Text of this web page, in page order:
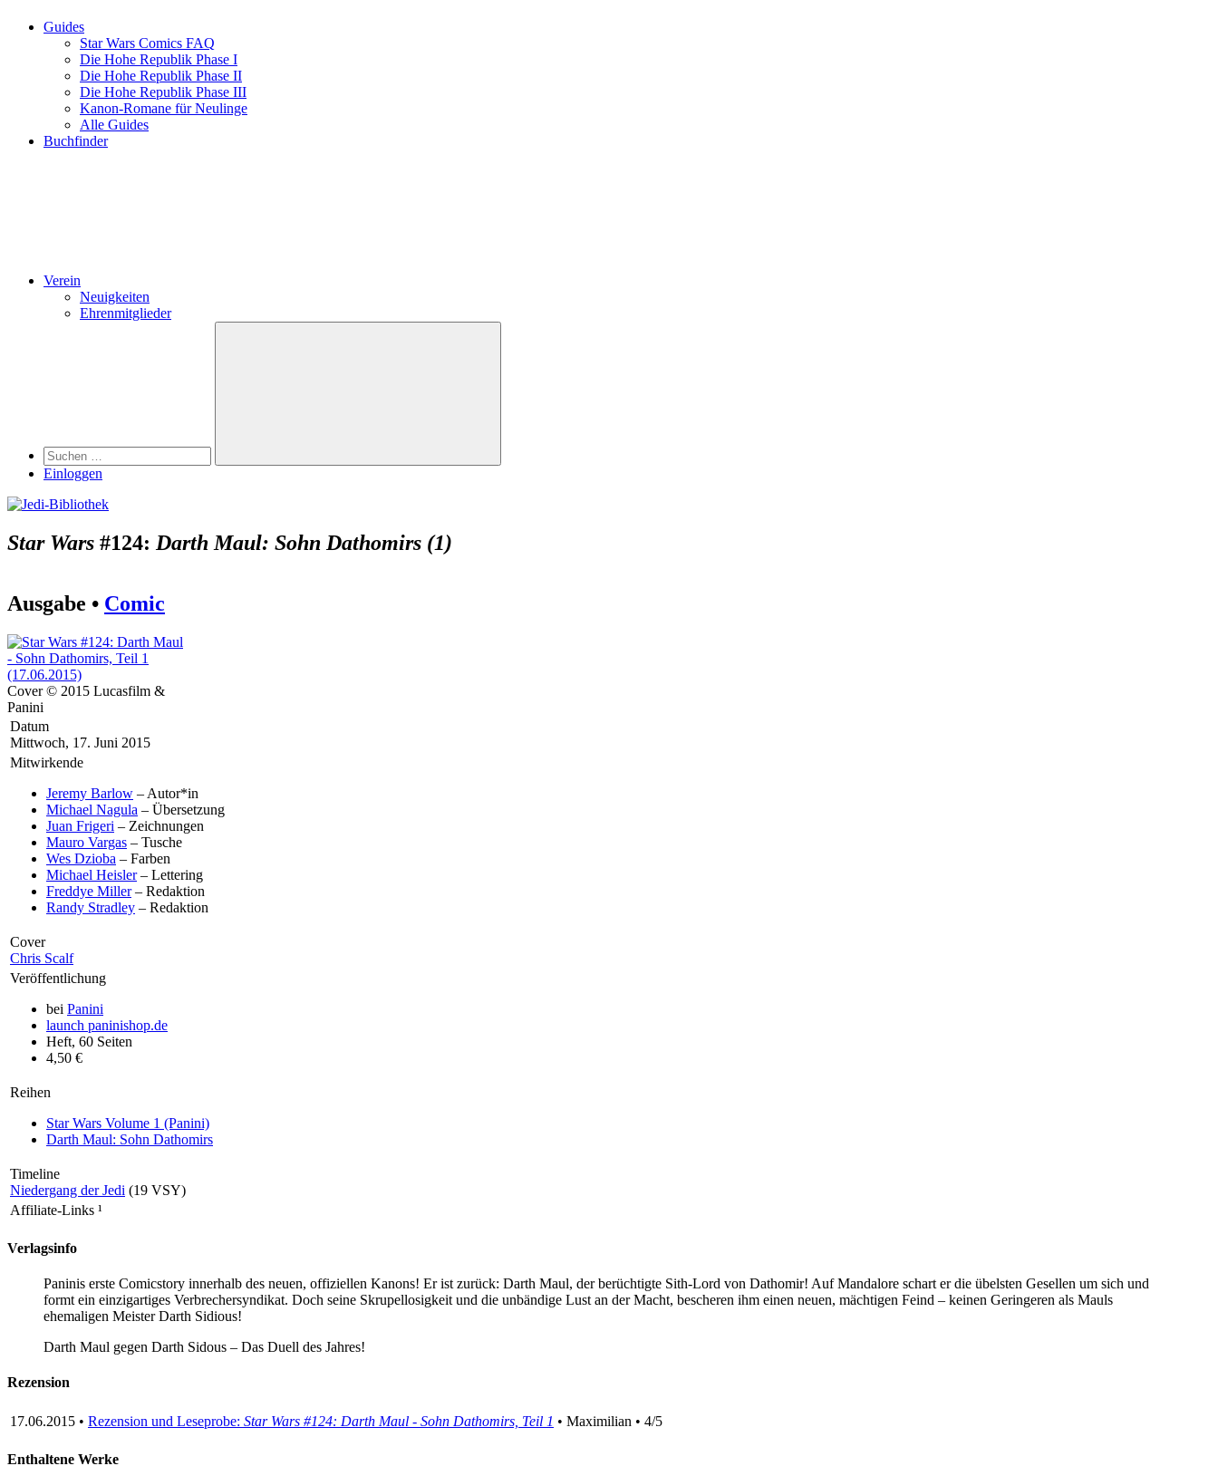
Guides
Star Wars Comics FAQ
Die Hohe Republik Phase I
Die Hohe Republik Phase II
Die Hohe Republik Phase III
Kanon-Romane für Neulinge
Alle Guides
Buchfinder
Verein
Neuigkeiten
Ehrenmitglieder
Suchen
Einloggen
Star Wars #124: Darth Maul: Sohn Dathomirs (1)
Ausgabe • Comic
Cover © 2015 Lucasfilm &
Panini
Datum
Mittwoch, 17. Juni 2015
Mitwirkende
Jeremy Barlow – Autor*in
Michael Nagula – Übersetzung
Juan Frigeri – Zeichnungen
Mauro Vargas – Tusche
Wes Dzioba – Farben
Michael Heisler– Lettering
Freddye Miller– Redaktion
Randy Stradley – Redaktion
Cover
Chris Scalf
Veröffentlichung
bei Panini
launch paninishop.de
Heft, 60 Seiten
4,50 €
Reihen
Star Wars Volume 1 (Panini)
Darth Maul: Sohn Dathomirs
Timeline
Niedergang der Jedi (19 VSY)
Affiliate-Links ¹
Verlagsinfo
Paninis erste Comicstory innerhalb des neuen, offiziellen Kanons! Er ist zurück: Darth Maul, der berüchtigte Sith-Lord von Dathomir! Auf Mandalore schart er die übelsten Gesellen um sich und
formt ein einzigartiges Verbrechersyndikat. Doch seine Skrupellosigkeit und die unbändige Lust an der Macht, bescheren ihm einen neuen, mächtigen Feind – keinen Geringeren als Mauls
ehemaligen Meister Darth Sidious!
Darth Maul gegen Darth Sidous – Das Duell des Jahres!
Rezension
17.06.2015 • Rezension und Leseprobe: Star Wars #124: Darth Maul - Sohn Dathomirs, Teil 1 • Maximilian • 4/5
Enthaltene Werke